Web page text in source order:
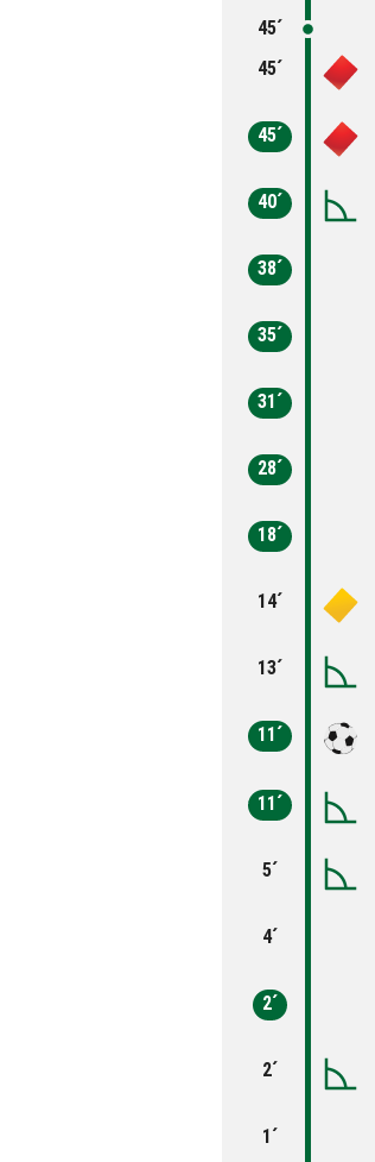
45´
45´
45´
40´
38´
35´
31´
28´
18´
14´
13´
11´
11´
5´
4´
2´
2´
1´